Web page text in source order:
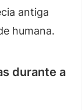
antiga
humana.
durante a